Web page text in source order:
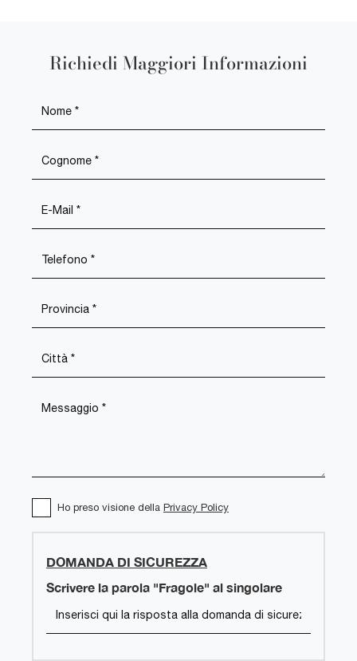
Richiedi Maggiori Informazioni
Ho preso visione della Privacy Policy
DOMANDA DI SICUREZZA
Scrivere la parola "Fragole" al singolare